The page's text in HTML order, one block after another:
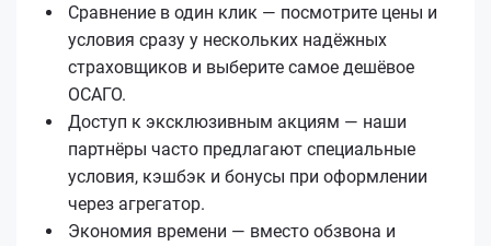
Сравнение в один клик — посмотрите цены и
условия сразу у нескольких надёжных
страховщиков и выберите самое дешёвое
ОСАГО.
Доступ к эксклюзивным акциям — наши
партнёры часто предлагают специальные
условия, кэшбэк и бонусы при оформлении
через агрегатор.
Экономия времени — вместо обзвона и